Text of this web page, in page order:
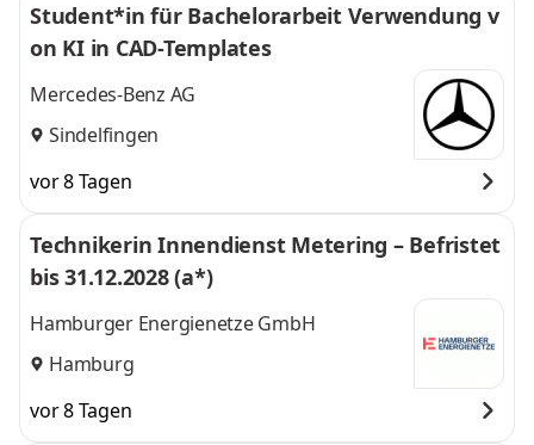
Student*in für Bachelorarbeit Verwendung v
on KI in CAD-Templates
Mercedes-Benz AG
Sindelfingen
vor 8 Tagen
Technikerin Innendienst Metering – Befristet
bis 31.12.2028 (a*)
Hamburger Energienetze GmbH
Hamburg
vor 8 Tagen